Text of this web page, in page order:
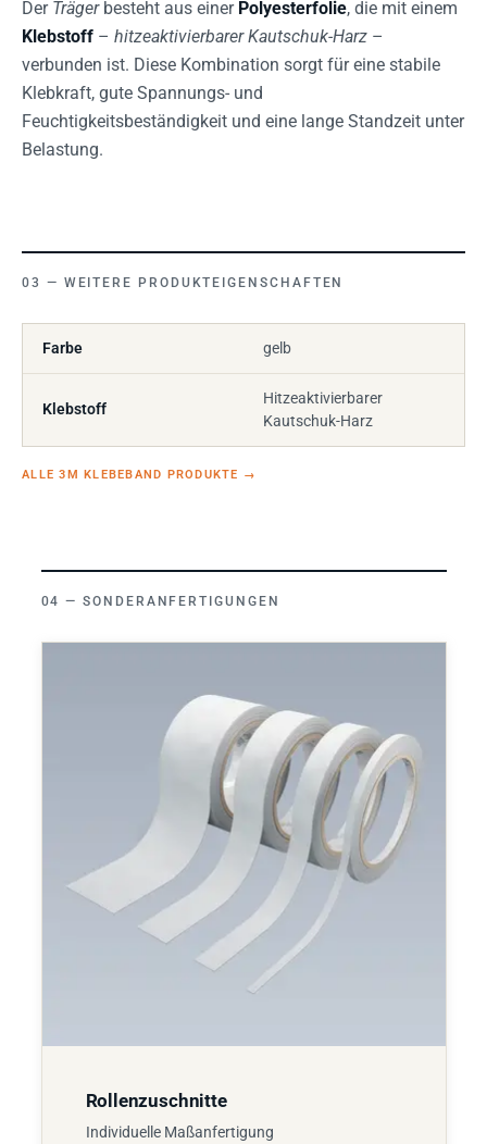
Der Trägerbesteht aus einer Polyesterfolie, die mit einem
Klebstoff – hitzeaktivierbarer Kautschuk-Harz –
verbunden ist. Diese Kombination sorgt für eine stabile
Klebkraft, gute Spannungs- und
Feuchtigkeitsbeständigkeit und eine lange Standzeit unter
Belastung.
WEITERE PRODUKTEIGENSCHAFTEN
Farbe gelb
Klebstoff
Hitzeaktivierbarer
Kautschuk-Harz
ALLE 3M KLEBEBAND PRODUKTE →
SONDERANFERTIGUNGEN
Rollenzuschnitte
Individuelle Maßanfertigung